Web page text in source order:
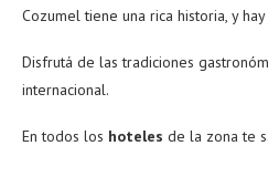
Cozumel tiene una rica historia, y
Disfrutá de las tradiciones
internacional.
En todos los hoteles de la zona te